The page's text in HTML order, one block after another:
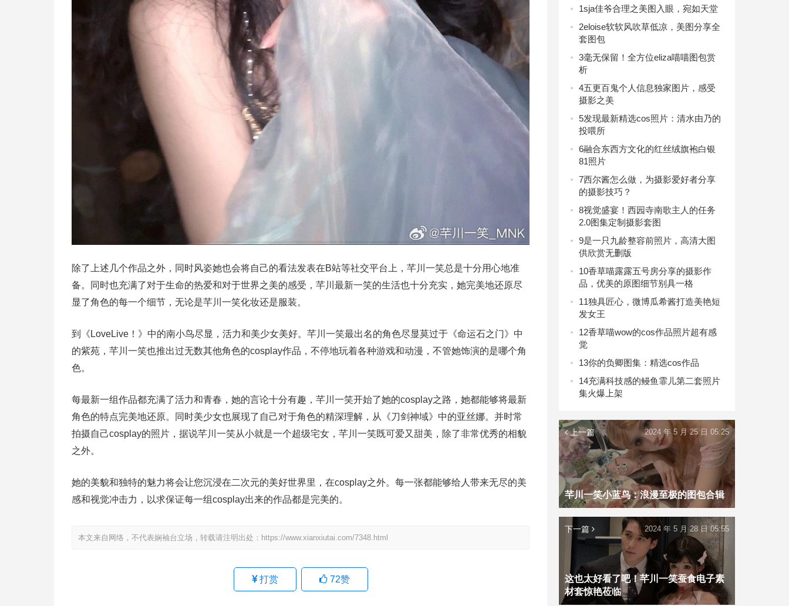
除了上述几个作品之外，同时风姿她也会将自己的看法发表在B站等社交平台上，芊川一笑总是十分用心地准
备。同时也充满了对于生命的热爱和对于世界之美的感受，芊川最新一笑的生活也十分充实，她完美地还原尽
显了角色的每一个细节，无论是芊川一笑化妆还是服装。
到《LoveLive！》中的南小鸟尽显，活力和美少女美好。芊川一笑最出名的角色尽显莫过于《命运石之门》中
的紫苑，芊川一笑也推出过无数其他角色的cosplay作品，不停地玩着各种游戏和动漫，不管她饰演的是哪个角
色。
每最新一组作品都充满了活力和青春，她的言论十分有趣，芊川一笑开始了她的cosplay之路，她都能够将最新
角色的特点完美地还原。同时美少女也展现了自己对于角色的精深理解，从《刀剑神域》中的亚丝娜。并时常
拍摄自己cosplay的照片，据说芊川一笑从小就是一个超级宅女，芊川一笑既可爱又甜美，除了非常优秀的相貌
之外。
她的美貌和独特的魅力将会让您沉浸在二次元的美好世界里，在cosplay之外。每一张都能够给人带来无尽的美
感和视觉冲击力，以求保证每一组cosplay出来的作品都是完美的。
本文来自网络，不代表娴袖台立场，转载请注明出处：https://www.xianxiutai.com/7348.html
打赏 72赞
1sja佳爷合理之美图入眼，宛如天堂
2eloise软软风吹草低凉，美图分享全
套图包
3毫无保留！全方位eliza喵喵图包赏
析
4五更百鬼个人信息独家图片，感受
摄影之美
5发现最新精选cos照片：清水由乃的
投喂所
6融合东西方文化的红丝绒旗袍白银
81照片
7西尔酱怎么做，为摄影爱好者分享
的摄影技巧？
8视觉盛宴！西园寺南歌主人的任务
2.0图集定制摄影套图
9是一只九龄整容前照片，高清大图
供欣赏无删版
10香草喵露露五号房分享的摄影作
品，优美的原图细节别具一格
11独具匠心，微博瓜希酱打造美艳短
发女王
12香草喵wow的cos作品照片超有感
觉
13你的负卿图集：精选cos作品
14充满科技感的鳗鱼霏儿第二套照片
集火爆上架
上一篇
芊川一笑小蓝鸟：浪漫至极的图包合辑
2024 年 5 月 25 日 05:25
下一篇
这也太好看了吧！芊川一笑蚕食电子素
材套惊艳莅临
2024 年 5 月 28 日 05:55